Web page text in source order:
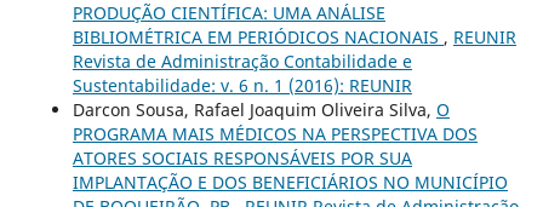
PRODUÇÃO CIENTÍFICA: UMA ANÁLISE
BIBLIOMÉTRICA EM PERIÓDICOS NACIONAIS , REUNIR
Revista de Administração Contabilidade e
Sustentabilidade: v. 6 n. 1 (2016): REUNIR
Darcon Sousa, Rafael Joaquim Oliveira Silva, O
PROGRAMA MAIS MÉDICOS NA PERSPECTIVA DOS
ATORES SOCIAIS RESPONSÁVEIS POR SUA
IMPLANTAÇÃO E DOS BENEFICIÁRIOS NO MUNICÍPIO